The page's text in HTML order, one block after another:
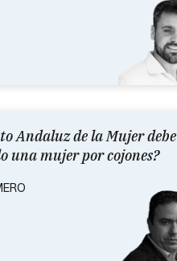
Andaluz de la Mujer debe
una mujer por cojones?